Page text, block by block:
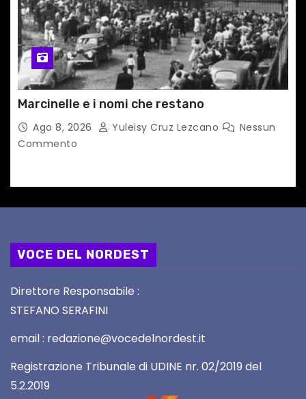
Marcinelle e i nomi che restano
Ago 8, 2026 Yuleisy Cruz Lezcano
Nessun
Commento
VOCE DEL NORDEST
Direttore Responsabile :
STEFANO SERAFINI
email : redazione@vocedelnordest.it
Registrazione Tribunale di UDINE nr. 02/2019 del
5.2.2019